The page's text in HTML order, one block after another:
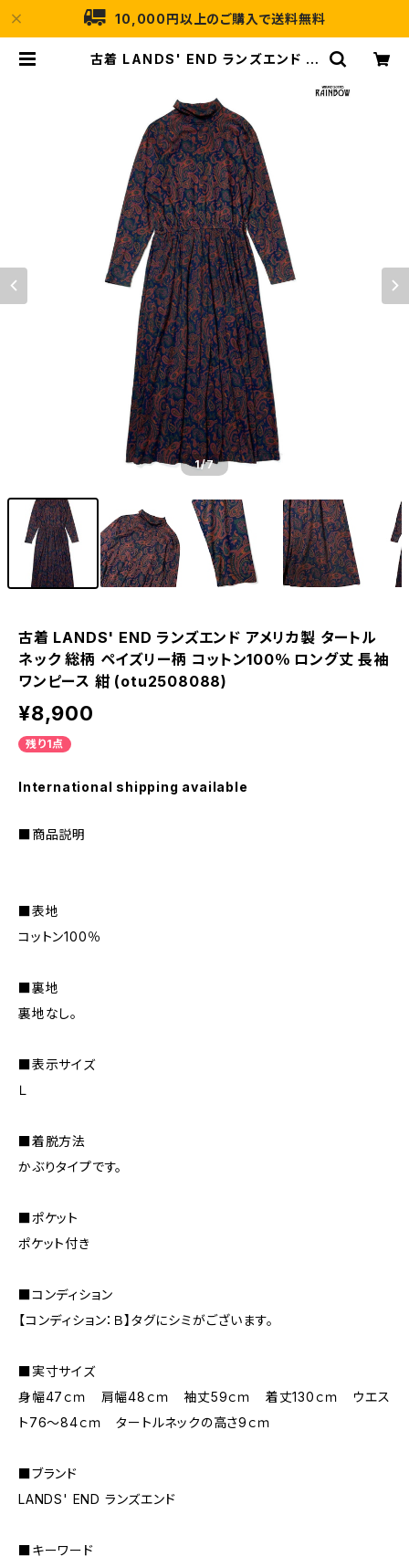
10,000円以上のご購入で送料無料
古着 LANDS' END ランズエンド ア
リー柄 コットン100％ ロング丈 長袖
ワンピース 紺 (otu2508088) | 古
着屋RAINBOW
1/7
古着 LANDS' END ランズエンド アメリカ製 タートル
ネック 総柄 ペイズリー柄 コットン100％ ロング丈 長袖
ワンピース 紺 (otu2508088)
¥8,900
残り1点
International shipping available
■商品説明
■表地
コットン100％
■裏地
裏地なし。
■表示サイズ
Ｌ
■着脱方法
かぶりタイプです。
■ポケット
ポケット付き
■コンディション
【コンディション：Ｂ】タグにシミがございます。
■実寸サイズ
身幅47ｃｍ 肩幅48ｃｍ 袖丈59ｃｍ 着丈130ｃｍ ウエス
ト76～84ｃｍ タートルネックの高さ9ｃｍ
■ブランド
LANDS' END ランズエンド
■キーワード